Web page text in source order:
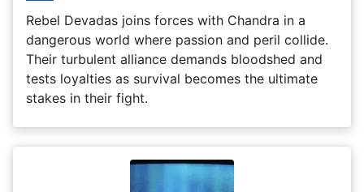
Rebel Devadas joins forces with Chandra in a
dangerous world where passion and peril collide.
Their turbulent alliance demands bloodshed and
tests loyalties as survival becomes the ultimate
stakes in their fight.